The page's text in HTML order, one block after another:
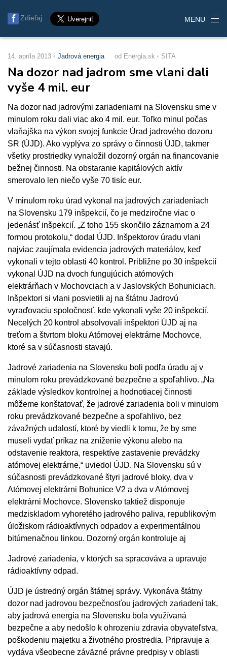
Zdieľaj MENU
14. apríla 2013 Jadrová energia od Energia.sk SITA
Na dozor nad jadrom sme vlani dali
vyše 4 mil. eur
Na dozor nad jadrovými zariadeniami na Slovensku sme v
minulom roku dali viac ako 4 mil. eur. Toľko minul počas
vlaňajška na výkon svojej funkcie Úrad jadrového dozoru
SR (ÚJD). Ako vyplýva zo správy o činnosti ÚJD, takmer
všetky prostriedky vynaložil dozorný orgán na financovanie
bežnej činnosti. Na obstaranie kapitálových aktív
smerovalo len niečo vyše 70 tisíc eur.
V minulom roku úrad vykonal na jadrových zariadeniach
na Slovensku 179 inšpekcií, čo je medziročne viac o
jedenásť inšpekcií. „Z toho 155 skončilo záznamom a 24
formou protokolu,“ dodal ÚJD. Inšpektorov úradu vlani
najviac zaujímala evidencia jadrových materiálov, keď
vykonali v tejto oblasti 40 kontrol. Približne po 30 inšpekcií
vykonal ÚJD na dvoch fungujúcich atómových
elektrárňach v Mochovciach a v Jaslovských Bohuniciach.
Inšpektori si vlani posvietili aj na štátnu Jadrovú
vyraďovaciu spoločnosť, kde vykonali vyše 20 inšpekcií.
Necelých 20 kontrol absolvovali inšpektori ÚJD aj na
treťom a štvrtom bloku Atómovej elektrárne Mochovce,
ktoré sa v súčasnosti stavajú.
Jadrové zariadenia na Slovensku boli podľa úradu aj v
minulom roku prevádzkované bezpečne a spoľahlivo. „Na
základe výsledkov kontrolnej a hodnotiacej činnosti
môžeme konštatovať, že jadrové zariadenia boli v minulom
roku prevádzkované bezpečne a spoľahlivo, bez
závažných udalostí, ktoré by viedli k tomu, že by sme
museli vydať príkaz na zníženie výkonu alebo na
odstavenie reaktora, respektíve zastavenie prevádzky
atómovej elektrárne,“ uviedol ÚJD. Na Slovensku sú v
súčasnosti prevádzkované štyri jadrové bloky, dva v
Atómovej elektrárni Bohunice V2 a dva v Atómovej
elektrárni Mochovce. Slovensko taktiež disponuje
medziskladom vyhoretého jadrového paliva, republikovým
úložiskom rádioaktívnych odpadov a experimentálnou
bitúmenačnou linkou. Dozorný orgán kontroluje aj
Jadrové zariadenia, v ktorých sa spracováva a upravuje
rádioaktívny odpad.
ÚJD je ústredný orgán štátnej správy. Vykonáva štátny
dozor nad jadrovou bezpečnosťou jadrových zariadení tak,
aby jadrová energia na Slovensku bola využívaná
bezpečne a aby nedošlo k ohrozeniu zdravia obyvateľstva,
poškodeniu majetku a životného prostredia. Pripravuje a
vydáva všeobecne záväzné právne predpisy v oblasti